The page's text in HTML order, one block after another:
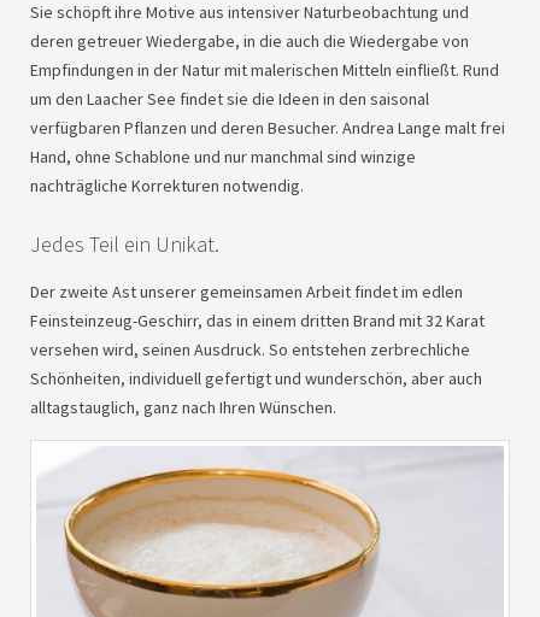
Sie schöpft ihre Motive aus intensiver Naturbeobachtung und
deren getreuer Wiedergabe, in die auch die Wiedergabe von
Empfindungen in der Natur mit malerischen Mitteln einfließt. Rund
um den Laacher See findet sie die Ideen in den saisonal
verfügbaren Pflanzen und deren Besucher. Andrea Lange malt frei
Hand, ohne Schablone und nur manchmal sind winzige
nachträgliche Korrekturen notwendig.
Jedes Teil ein Unikat.
Der zweite Ast unserer gemeinsamen Arbeit findet im edlen
Feinsteinzeug-Geschirr, das in einem dritten Brand mit 32 Karat
versehen wird, seinen Ausdruck. So entstehen zerbrechliche
Schönheiten, individuell gefertigt und wunderschön, aber auch
alltagstauglich, ganz nach Ihren Wünschen.